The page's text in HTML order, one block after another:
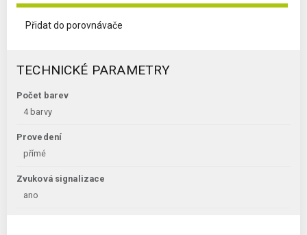
Přidat do porovnávače
TECHNICKÉ PARAMETRY
Počet barev
4 barvy
Provedení
přímé
Zvuková signalizace
ano